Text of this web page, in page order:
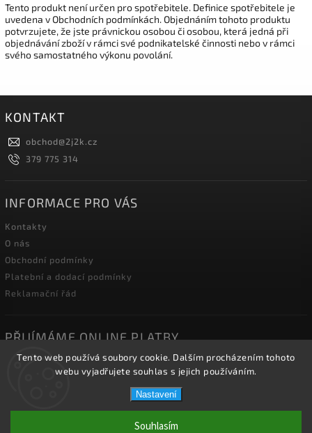
Tento web používá soubory cookie. Dalším procházením tohoto
webu vyjadřujete souhlas s jejich používáním.
Nastavení
Souhlasím
Tento produkt není určen pro spotřebitele. Definice spotřebitele je
uvedena v Obchodních podmínkách. Objednáním tohoto produktu
potvrzujete, že jste právnickou osobou či osobou, která jedná při
objednávání zboží v rámci své podnikatelské činnosti nebo v rámci
svého samostatného výkonu povolání.
KONTAKT
obchod@2j2k.cz
379 775 314
INFORMACE PRO VÁS
Kontakty
O nás
Obchodní podmínky
Platební a dodací podmínky
Reklamační řád
PŘIJÍMÁME ONLINE PLATBY